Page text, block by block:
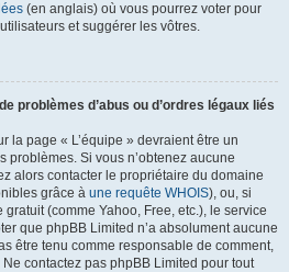
(en anglais) où vous pourrez voter pour
et suggérer les vôtres.
problèmes d’abus ou d’ordres légaux liés
la page « L’équipe » devraient être un
problèmes. Si vous n’obtenez aucune
alors contacter le propriétaire du domaine
grâce à une requête WHOIS), ou, si
(comme Yahoo, Free, etc.), le service
que phpBB Limited n’a absolument aucune
être tenu comme responsable de comment,
contactez pas phpBB Limited pour tout